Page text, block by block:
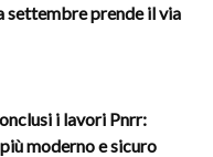
settembre prende il via
i lavori Pnrr:
moderno e sicuro